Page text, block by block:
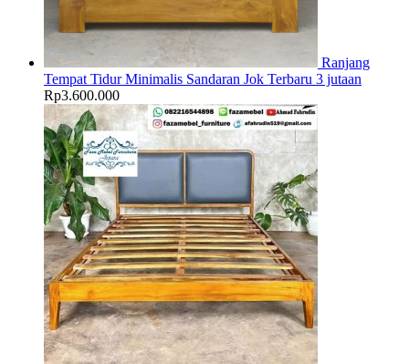
Ranjang
Tempat Tidur Minimalis Sandaran Jok Terbaru 3 jutaan
Rp3.600.000